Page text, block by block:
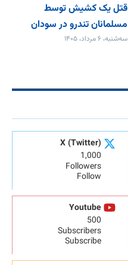
قتل یک کشیش توسط
مسلمانان تندرو در سودان
سه‌شنبه، ۶ مرداد، ۱۴۰۵
X (Twitter)
1,000
Followers
Follow
Youtube
500
Subscribers
Subscribe